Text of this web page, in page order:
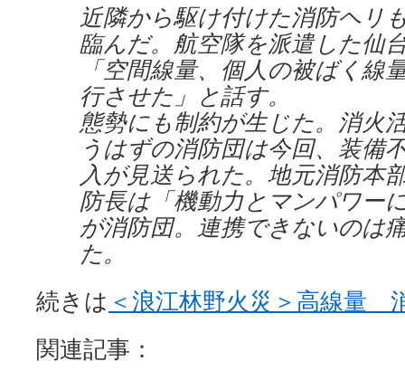
近隣から駆け付けた消防ヘリ
臨んだ。航空隊を派遣した仙
「空間線量、個人の被ばく線
行させた」と話す。
態勢にも制約が生じた。消火
うはずの消防団は今回、装備
入が見送られた。地元消防本
防長は「機動力とマンパワー
が消防団。連携できないのは
た。
続きは ＜浪江林野火災＞高線量
関連記事：